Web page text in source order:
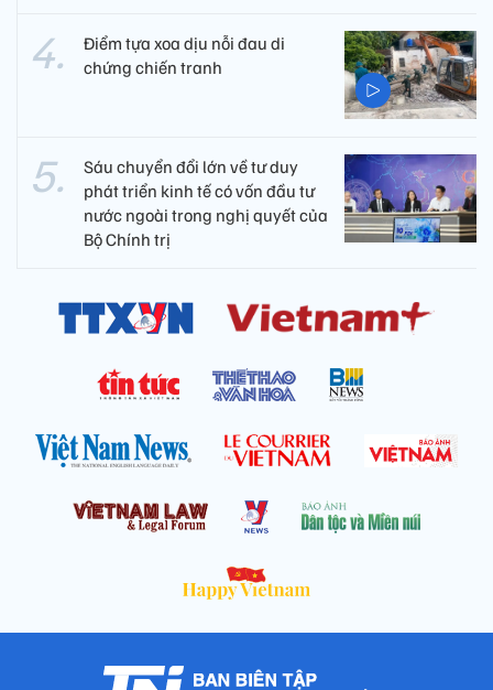
Điểm tựa xoa dịu nỗi đau di
chứng chiến tranh
Sáu chuyển đổi lớn về tư duy
phát triển kinh tế có vốn đầu tư
nước ngoài trong nghị quyết của
Bộ Chính trị